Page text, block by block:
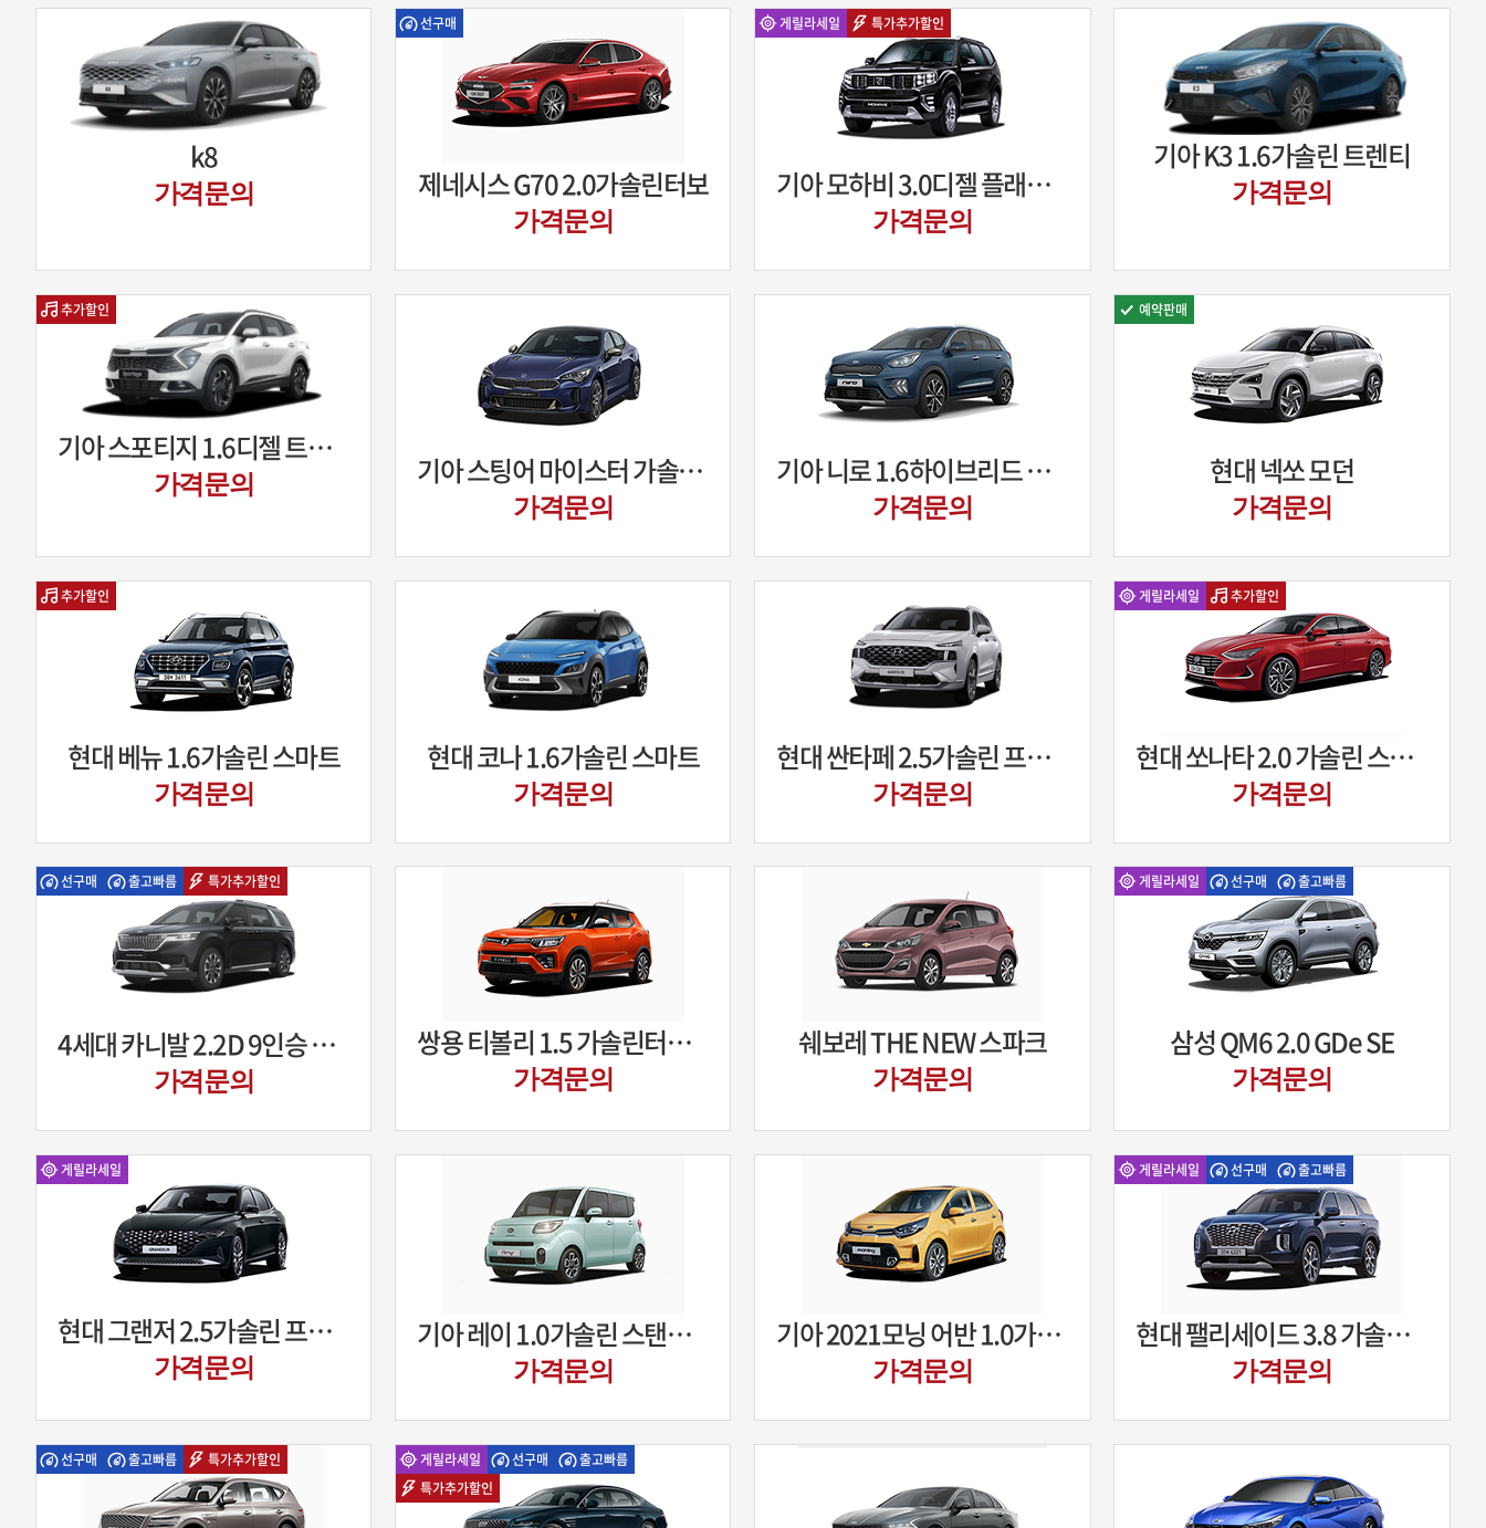
k8
가격문의
선구매
제네시스 G70 2.0가솔린터보
가격문의
게릴라세일 특가추가할인
기아 모하비 3.0디젤 플래티넘 5인승
가격문의
기아 K3 1.6가솔린 트렌티
가격문의
추가할인
기아 스포티지 1.6디젤 트렌디
가격문의 기아 스팅어 마이스터 가솔린 2.5 터보
가격문의
기아 니로 1.6하이브리드 럭셔리
가격문의
예약판매
현대 넥쏘 모던
가격문의
추가할인
현대 베뉴 1.6가솔린 스마트
가격문의
현대 코나 1.6가솔린 스마트
가격문의
현대 싼타페 2.5가솔린 프리미엄
가격문의
게릴라세일 추가할인
현대 쏘나타 2.0 가솔린 스마트
가격문의
선구매 출고빠름 특가추가할인
4세대 카니발 2.2D 9인승 프레스티지
가격문의
쌍용 티볼리 1.5 가솔린터보 V1
가격문의
쉐보레 THE NEW 스파크
가격문의
게릴라세일 선구매 출고빠름
삼성 QM6 2.0 GDe SE
가격문의
게릴라세일
현대 그랜저 2.5가솔린 프리미엄
가격문의
기아 레이 1.0가솔린 스탠다드
가격문의
기아 2021모닝 어반 1.0가솔린
가격문의
게릴라세일 선구매 출고빠름
현대 팰리세이드 3.8 가솔린 익스클루시브
가격문의
선구매 출고빠름 특가추가할인 게릴라세일 선구매
출고빠름
특가추가할인